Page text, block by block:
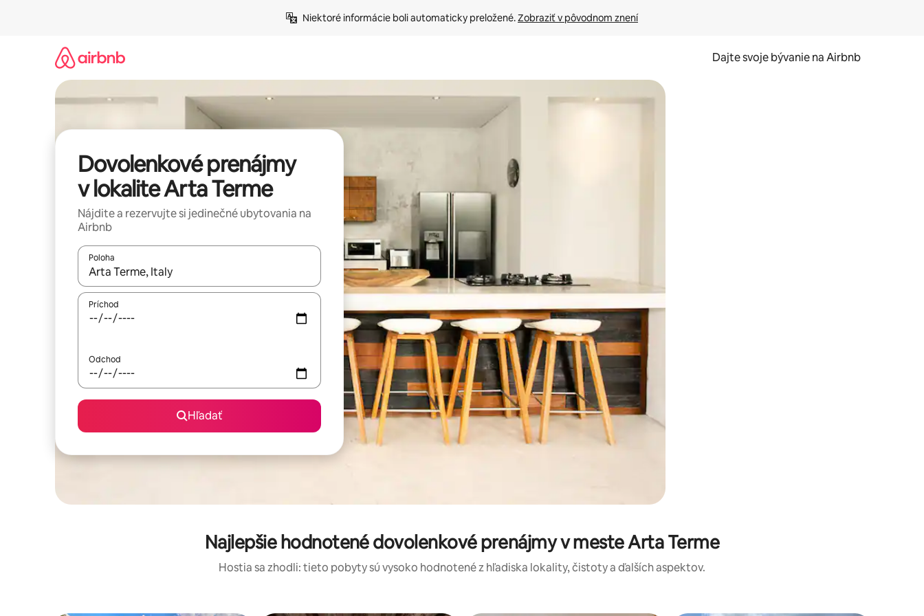
Niektoré informácie boli automaticky preložené. Zobraziť v pôvodnom znení
Dajte svoje bývanie na Airbnb
Dovolenkové prenájmy
v lokalite Arta Terme
Nájdite a rezervujte si jedinečné ubytovania na
Airbnb
Poloha
Keď budú výsledky k dispozícii, môžete si ich prechádzať pomocou klávesov so šípkami nahor a nadol alebo ich preskúmať pomocou dotykových gest či potiahnutia prstom.
Príchod
Odchod
Hľadať
Najlepšie hodnotené dovolenkové prenájmy v meste Arta Terme
Hostia sa zhodli: tieto pobyty sú vysoko hodnotené z hľadiska lokality, čistoty a ďalších aspektov.